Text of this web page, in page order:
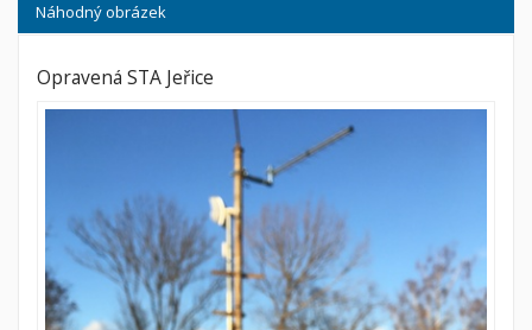
Náhodný obrázek
Opravená STA Jeřice